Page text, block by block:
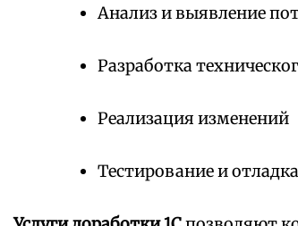
Анализ и выявление
Разработка
Реализация изменений
Тестирование и отладка